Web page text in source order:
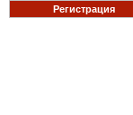
Регистрация